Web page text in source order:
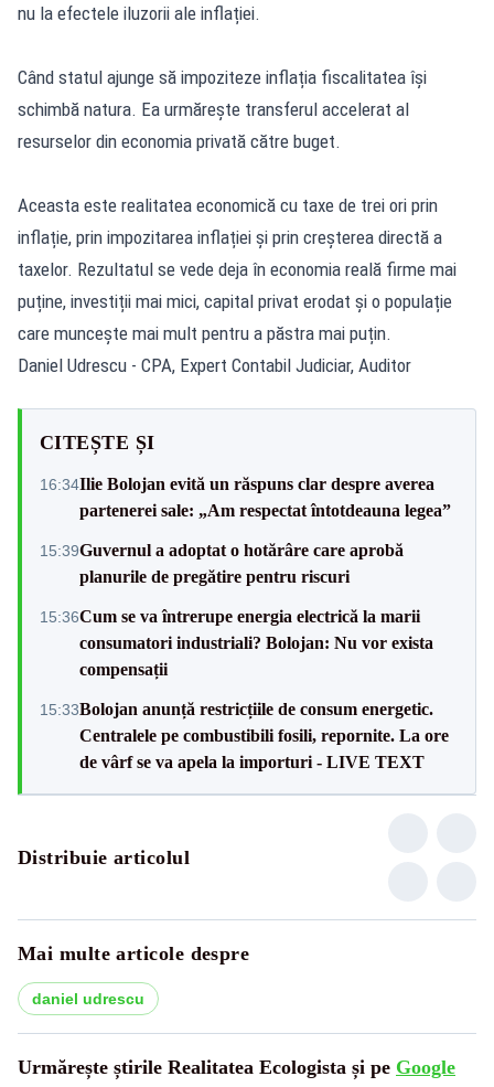
nu la efectele iluzorii ale inflației.
Când statul ajunge să impoziteze inflația fiscalitatea își
schimbă natura. Ea urmărește transferul accelerat al
resurselor din economia privată către buget.
Aceasta este realitatea economică cu taxe de trei ori prin
inflație, prin impozitarea inflației și prin creșterea directă a
taxelor. Rezultatul se vede deja în economia reală firme mai
puține, investiții mai mici, capital privat erodat și o populație
care muncește mai mult pentru a păstra mai puțin.
Daniel Udrescu - CPA, Expert Contabil Judiciar, Auditor
CITEȘTE ȘI
16:34Ilie Bolojan evită un răspuns clar despre averea
partenerei sale: „Am respectat întotdeauna legea”
15:39Guvernul a adoptat o hotărâre care aprobă
planurile de pregătire pentru riscuri
15:36Cum se va întrerupe energia electrică la marii
consumatori industriali? Bolojan: Nu vor exista
compensații
15:33Bolojan anunță restricțiile de consum energetic.
Centralele pe combustibili fosili, repornite. La ore
de vârf se va apela la importuri - LIVE TEXT
Distribuie articolul
Mai multe articole despre
daniel udrescu
Urmărește știrile Realitatea Ecologista și pe Google